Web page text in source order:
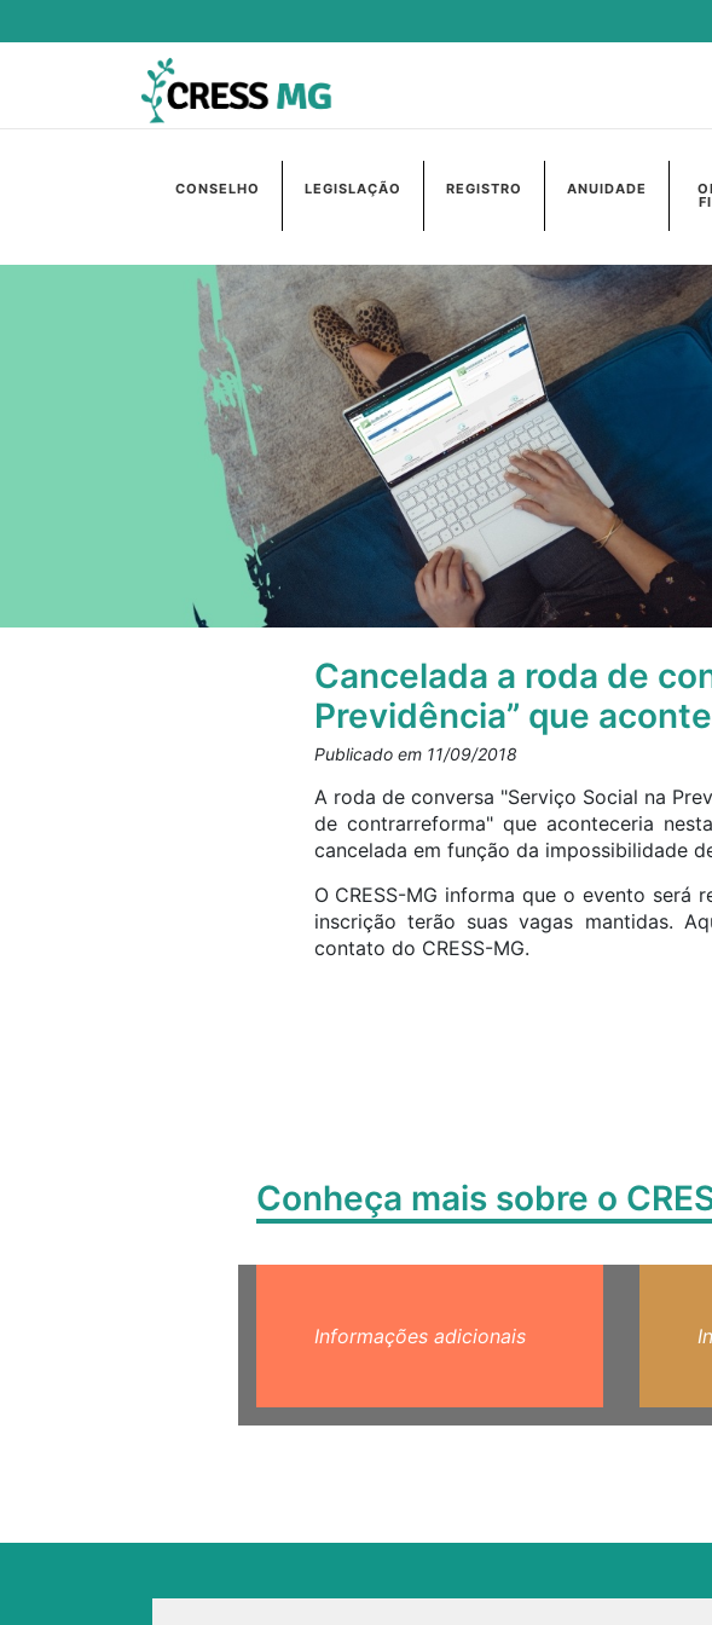
CONSELHO LEGISLAÇÃO REGISTRO ANUIDADE
Cancelada a roda de
Previdência” que
Publicado em 11/09/2018
A roda de conversa "Serviço Social na
de contrarreforma" que aconteceria
cancelada em função da impossibilidade
O CRESS-MG informa que o evento será
inscrição terão suas vagas mantidas.
contato do CRESS-MG.
Conheça mais sobre o
Informações adicionais